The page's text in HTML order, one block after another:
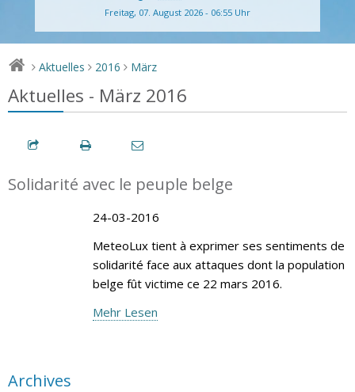
Freitag, 07. August 2026 - 06:55 Uhr
> Aktuelles > 2016 > März
Aktuelles - März 2016
Solidarité avec le peuple belge
24-03-2016
MeteoLux tient à exprimer ses sentiments de
solidarité face aux attaques dont la population
belge fût victime ce 22 mars 2016.
Mehr Lesen
Archives